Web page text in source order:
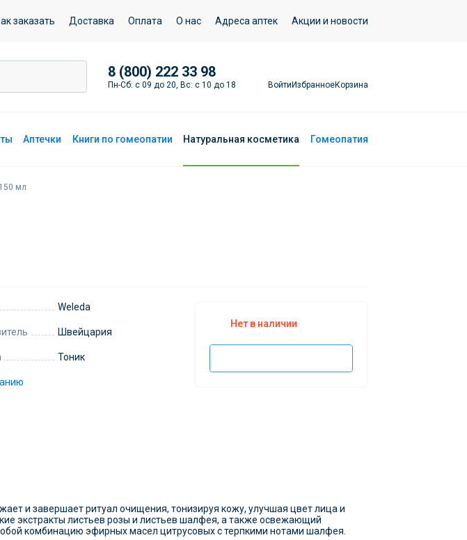
заказать Доставка Оплата О нас Адреса аптек Акции и новости
8 (800) 222 33 98
Пн-Сб: с 09 до 20, Вс: с 10 до 18 ВойтиИзбранноеКорзина
Аптечки Книги по гомеопатии Натуральная косметика Гомеопатия
мл
Подписаться
Weleda
Швейцария
Тоник
Нет в наличии
и завершает ритуал очищения, тонизируя кожу, улучшая цвет лица и
экстракты листьев розы и листьев шалфея, а также освежающий
комбинацию эфирных масел цитрусовых с терпкими нотами шалфея.